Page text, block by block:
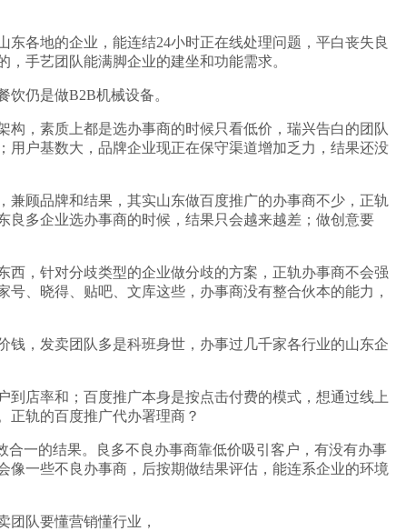
各地的企业，能连结24小时正在线处理问题，平白丧失良
手艺团队能满脚企业的建坐和功能需求。
仍是做B2B机械设备。
，素质上都是选办事商的时候只看低价，瑞兴告白的团队
户基数大，品牌企业现正在保守渠道增加乏力，结果还没
顾品牌和结果，其实山东做百度推广的办事商不少，正轨
多企业选办事商的时候，结果只会越来越差；做创意要
，针对分歧类型的企业做分歧的方案，正轨办事商不会强
、晓得、贴吧、文库这些，办事商没有整合伙本的能力，
，发卖团队多是科班身世，办事过几千家各行业的山东企
店率和；百度推广本身是按点击付费的模式，想通过线上
正轨的百度推广代办署理商？
一的结果。良多不良办事商靠低价吸引客户，有没有办事
一些不良办事商，后按期做结果评估，能连系企业的环境
队要懂营销懂行业，